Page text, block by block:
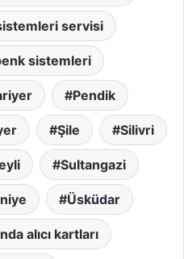
servisi
sistemleri
Pendik
Şile Silivri
Sultangazi
Üsküdar
alıcı kartları